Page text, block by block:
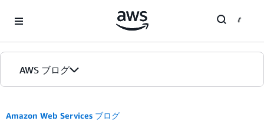
AWS ブログ
Amazon Web Services ブログ